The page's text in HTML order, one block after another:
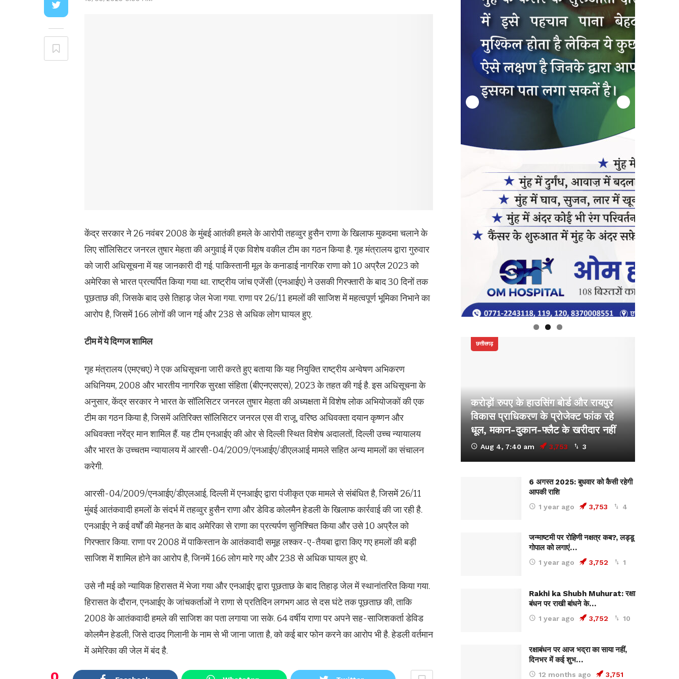
केंद्र सरकार ने 26 नवंबर 2008 के मुंबई आतंकी हमले के आरोपी तहव्वुर हुसैन राणा के खिलाफ मुकदमा चलाने के
लिए सॉलिसिटर जनरल तुषार मेहता की अगुवाई में एक विशेष वकील टीम का गठन किया है. गृह मंत्रालय द्वारा गुरुवार
को जारी अधिसूचना में यह जानकारी दी गई. पाकिस्तानी मूल के कनाडाई नागरिक राणा को 10 अप्रैल 2023 को
अमेरिका से भारत प्रत्यर्पित किया गया था. राष्ट्रीय जांच एजेंसी (एनआईए) ने उसकी गिरफ्तारी के बाद 30 दिनों तक
पूछताछ की, जिसके बाद उसे तिहाड़ जेल भेजा गया. राणा पर 26/11 हमलों की साजिश में महत्वपूर्ण भूमिका निभाने का
आरोप है, जिसमें 166 लोगों की जान गई और 238 से अधिक लोग घायल हुए.
टीम में ये दिग्गज शामिल
गृह मंत्रालय (एमएचए) ने एक अधिसूचना जारी करते हुए बताया कि यह नियुक्ति राष्ट्रीय अन्वेषण अभिकरण
अधिनियम, 2008 और भारतीय नागरिक सुरक्षा संहिता (बीएनएसएस), 2023 के तहत की गई है. इस अधिसूचना के
अनुसार, केंद्र सरकार ने भारत के सॉलिसिटर जनरल तुषार मेहता की अध्यक्षता में विशेष लोक अभियोजकों की एक
टीम का गठन किया है, जिसमें अतिरिक्त सॉलिसिटर जनरल एस वी राजू, वरिष्ठ अधिवक्ता दयान कृष्णन और
अधिवक्ता नरेंद्र मान शामिल हैं. यह टीम एनआईए की ओर से दिल्ली स्थित विशेष अदालतों, दिल्ली उच्च न्यायालय
और भारत के उच्चतम न्यायालय में आरसी-04/2009/एनआईए/डीएलआई मामले सहित अन्य मामलों का संचालन
करेगी.
आरसी-04/2009/एनआईए/डीएलआई, दिल्ली में एनआईए द्वारा पंजीकृत एक मामले से संबंधित है, जिसमें 26/11
मुंबई आतंकवादी हमलों के संदर्भ में तहव्वुर हुसैन राणा और डेविड कोलमैन हेडली के खिलाफ कार्रवाई की जा रही है.
एनआईए ने कई वर्षों की मेहनत के बाद अमेरिका से राणा का प्रत्यर्पण सुनिश्चित किया और उसे 10 अप्रैल को
गिरफ्तार किया. राणा पर 2008 में पाकिस्तान के आतंकवादी समूह लश्कर-ए-तैयबा द्वारा किए गए हमलों की बड़ी
साजिश में शामिल होने का आरोप है, जिनमें 166 लोग मारे गए और 238 से अधिक घायल हुए थे.
उसे नौ मई को न्यायिक हिरासत में भेजा गया और एनआईए द्वारा पूछताछ के बाद तिहाड़ जेल में स्थानांतरित किया गया.
हिरासत के दौरान, एनआईए के जांचकर्ताओं ने राणा से प्रतिदिन लगभग आठ से दस घंटे तक पूछताछ की, ताकि
2008 के आतंकवादी हमले की साजिश का पता लगाया जा सके. 64 वर्षीय राणा पर अपने सह-साजिशकर्ता डेविड
कोलमैन हेडली, जिसे दाउद गिलानी के नाम से भी जाना जाता है, को कई बार फोन करने का आरोप भी है. हेडली वर्तमान
में अमेरिका की जेल में बंद है.
छत्तीसगढ़
करोड़ों रुपए के हाउसिंग बोर्ड और रायपुर
विकास प्राधिकरण के प्रोजेक्ट फांक रहे
धूल, मकान-दुकान-फ्लैट के खरीदार नहीं
Aug 4, 7:40 am 3,753 3
6 अगस्त 2025: बुधवार को कैसी रहेगी
आपकी राशि
1 year ago 3,753 4
जन्माष्टमी पर रोहिणी नक्षत्र कब?, लड्डू
गोपाल को लगाएं…
1 year ago 3,752 1
Rakhi ka Shubh Muhurat: रक्षा
बंधन पर राखी बांधने के…
1 year ago 3,752 10
रक्षाबंधन पर आज भद्रा का साया नहीं,
दिनभर में कई शुभ…
12 months ago 3,751